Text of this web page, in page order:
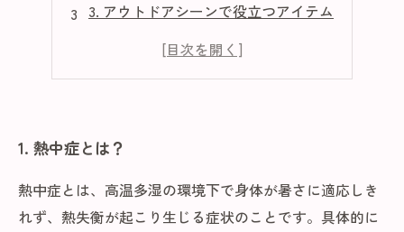
3. アウトドアシーンで役立つアイテム
4. 室内でも使える熱中症予防グッズ
1. 熱中症とは？
熱中症とは、高温多湿の環境下で身体が暑さに適応しき
れず、熱失衡が起こり生じる症状のことです。具体的に